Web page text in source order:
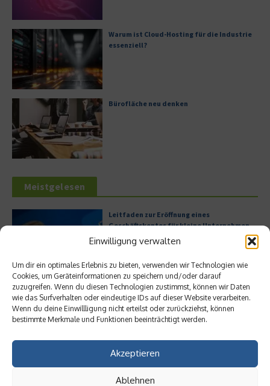
Einwilligung verwalten
Um dir ein optimales Erlebnis zu bieten, verwenden wir Technologien wie
Cookies, um Geräteinformationen zu speichern und/oder darauf
zuzugreifen. Wenn du diesen Technologien zustimmst, können wir Daten
wie das Surfverhalten oder eindeutige IDs auf dieser Website verarbeiten.
Wenn du deine Einwillligung nicht erteilst oder zurückziehst, können
bestimmte Merkmale und Funktionen beeinträchtigt werden.
Akzeptieren
Ablehnen
Warum ist Cloud-Hosting für die Industrie
essenziell?
Bürofläche neu denken
Meistgelesen
Leitfaden zur Eröffnung eines
Geschäftskontos für kleine Unternehmen
Hilton Worldwide: Eine Ikone der globalen
Hotellerie im Wandel der Zeit
Digitalisierung als Wettbewerbsvorteil